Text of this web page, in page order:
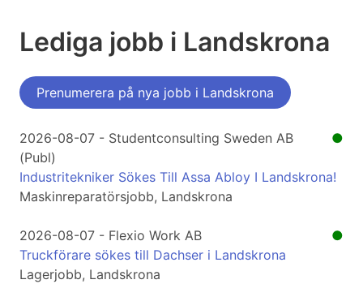
Lediga jobb i Landskrona
Prenumerera på nya jobb i Landskrona
●
2026-08-07 - Studentconsulting Sweden AB
(Publ)
Industritekniker Sökes Till Assa Abloy I Landskrona!
Maskinreparatörsjobb, Landskrona
●
2026-08-07 - Flexio Work AB
Truckförare sökes till Dachser i Landskrona
Lagerjobb, Landskrona